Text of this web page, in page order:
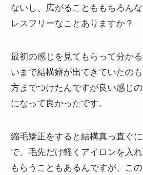
ないし、広がることももちろん
レスフリーなことありますか？
最初の感じを見てもらって分か
いまで結構癖が出てきていたの
方までつけたんですが良い感じ
になって良かったです。
縮毛矯正をすると結構真っ直ぐ
で、毛先だけ軽くアイロンを入
もらうこともあるんですが、こ